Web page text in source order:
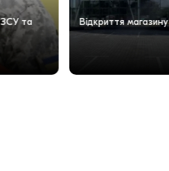
ЗСУ та
Відкриття магазину